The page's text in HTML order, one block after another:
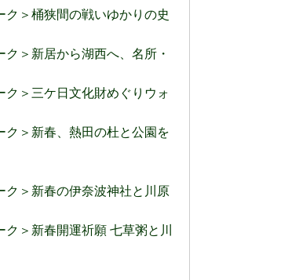
＞桶狭間の戦いゆかりの史
＞新居から湖西へ、名所・
＞三ケ日文化財めぐりウォ
＞新春、熱田の杜と公園を
＞新春の伊奈波神社と川原
＞新春開運祈願 七草粥と川